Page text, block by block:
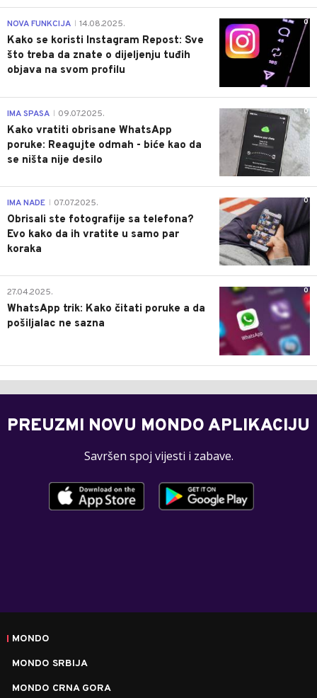
0
NOVA FUNKCIJA 14.08.2025.
Kako se koristi Instagram Repost: Sve
što treba da znate o dijeljenju tuđih
objava na svom profilu
0
IMA SPASA 09.07.2025.
Kako vratiti obrisane WhatsApp
poruke: Reagujte odmah - biće kao da
se ništa nije desilo
0
IMA NADE 07.07.2025.
Obrisali ste fotografije sa telefona?
Evo kako da ih vratite u samo par
koraka
0
27.04.2025.
WhatsApp trik: Kako čitati poruke a da
pošiljalac ne sazna
PREUZMI NOVU MONDO APLIKACIJU
Savršen spoj vijesti i zabave.
MONDO
MONDO SRBIJA
MONDO CRNA GORA